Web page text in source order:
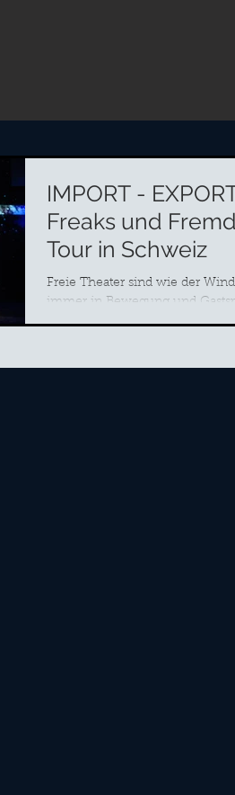
IMPORT -
Freaks und
Tour in Schweiz
Freie Theater sind wie der Wind.
immer in Bewegung und
sind ein wesentlicher Teil Ihres